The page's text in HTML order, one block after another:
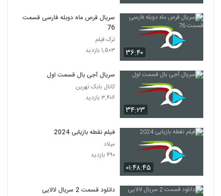
۳۶:۴۰
سریال قرص ماه دوبله فارسی قسمت
76
ترک فیلم
۱,۵۰۳ بازدید
۳۴:۲۳
سریال آجی بال قسمت اول
کانال بابک نهرین
۳,۴۰۶ بازدید
۰۱:۴۸:۴۵
فیلم نقطه بازیابی 2024
میلاد
۴۹۰ بازدید
دانلود قسمت 2 سریال لالایی